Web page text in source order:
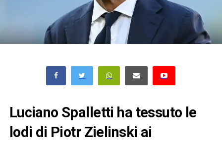
Luciano Spalletti ha tessuto le
lodi di Piotr Zielinski ai